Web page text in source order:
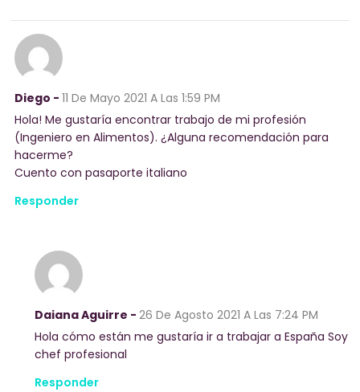
Diego - 11 De Mayo 2021 A Las 1:59 PM
Hola! Me gustaría encontrar trabajo de mi profesión
(Ingeniero en Alimentos). ¿Alguna recomendación para
hacerme?
Cuento con pasaporte italiano
Responder
Daiana Aguirre - 26 De Agosto 2021 A Las 7:24 PM
Hola cómo están me gustaría ir a trabajar a España Soy
chef profesional
Responder